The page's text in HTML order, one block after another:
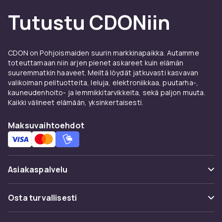
yhdistävät helpon asennuksen tehokkaaseen
tallennustoiminnallisuuteen.
Valitse oikea palvelin
Palvelimen valinta riippuu organisaatiosi
koosta, haluamistasi palveluista ja budjetista.
Pieni tower-palvelin voi kattaa useimpien pk-
yritysten tarpeet, kun taas suuremmat
organisaatiot hyötyvät rack-asennetuista
ratkaisuista redundanteilla laitteistoilla.
CDONilta löydät
tiedostopalvelimista tehokkaisiin rack-
palvelimiin ammattimaisiin ympäristöihin.
Redundanssi ja
Tutustu CDONiin
CDON on Pohjoismaiden suurin markkinapaikka. Autamme
toteuttamaan niin arjen pienet askareet kuin elämän
suuremmatkin haaveet. Meiltä löydät jatkuvasti kasvavan
valikoiman pelituotteita, leluja, elektroniikkaa, puutarha-,
kauneudenhoito- ja lemmikkitarvikkeita, sekä paljon muuta.
Kaikki välineet elämään, yksinkertaisesti.
Maksuvaihtoehdot
Asiakaspalvelu
Usein kysyttyä (UKK)
Seuraa pakettia
Osta turvallisesti